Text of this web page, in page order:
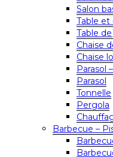
Salon
Table et
Table
Chaise
Chaise
Parasol
Parasol
Tonnelle
Pergola
Barbecue –